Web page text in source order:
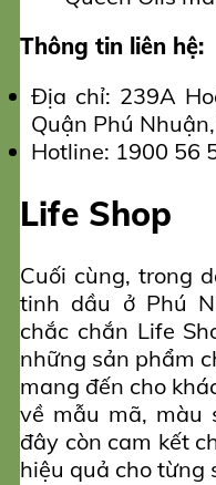
Thông tin liên hệ:
Địa chỉ: 239A
Quận Phú
Hotline: 1900 56
Life Shop
Cuối cùng, trong
tinh dầu ở Phú
chắc chắn Life
những sản phẩm
mang đến cho
về mẫu mã, màu
đây còn cam kết
hiệu quả cho từng